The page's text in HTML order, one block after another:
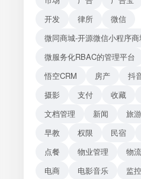
开发
律所
微信
微同商城-开源微信小程序
微服务化RBAC的管理平台
悟空CRM
房产 抖
摄影
支付 收藏
文档管理
新闻 旅游
早教
权限 民宿
点餐
物业管理 物流
电商
电影音乐 监控